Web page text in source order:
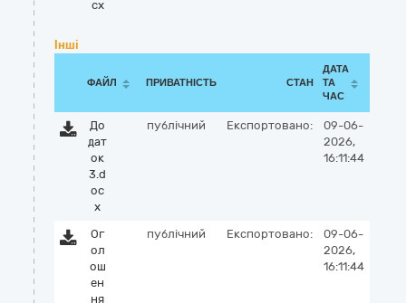
cx
Інші
ФАЙЛ ПРИВАТНІСТЬ СТАН
ДАТА
ТА
ЧАС
До
дат
ок
3.d
oc
x
публічний Експортовано:
09-06-
2026,
16:11:44
Ог
ол
ош
ен
ня
публічний Експортовано:
09-06-
2026,
16:11:44